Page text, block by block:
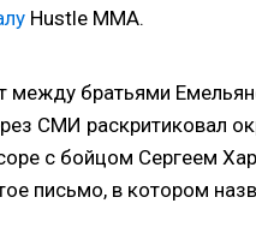
Hustle MMA.
между братьями
СМИ раскритиковал
с бойцом Сергеем
письмо, в котором